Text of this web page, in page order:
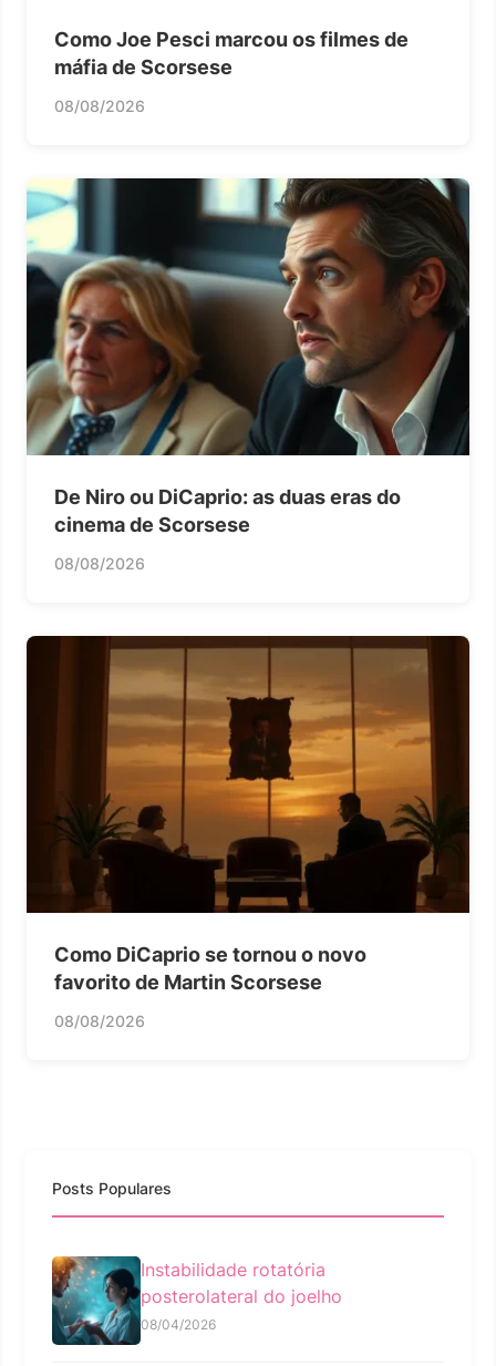
Como Joe Pesci marcou os filmes de
máfia de Scorsese
08/08/2026
De Niro ou DiCaprio: as duas eras do
cinema de Scorsese
08/08/2026
Como DiCaprio se tornou o novo
favorito de Martin Scorsese
08/08/2026
Posts Populares
Instabilidade rotatória
posterolateral do joelho
08/04/2026